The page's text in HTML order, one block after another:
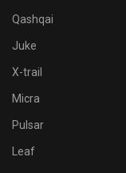
Qashqai
Juke
X-trail
Micra
Pulsar
Leaf